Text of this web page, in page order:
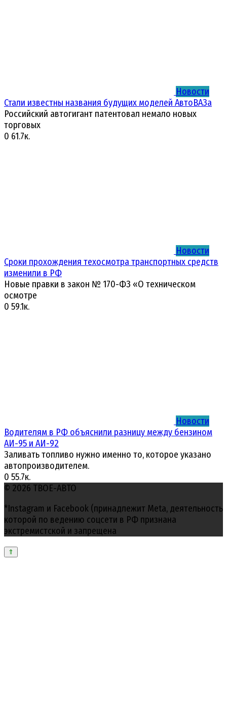
Новости
Стали известны названия будущих моделей АвтоВАЗа
Российский автогигант патентовал немало новых
торговых
0 61.7к.
Новости
Сроки прохождения техосмотра транспортных средств
изменили в РФ
Новые правки в закон № 170-ФЗ «О техническом
осмотре
0 59.1к.
Новости
Водителям в РФ объяснили разницу между бензином
АИ-95 и АИ-92
Заливать топливо нужно именно то, которое указано
автопроизводителем.
0 55.7к.
© 2026 ТВОЕ-АВТО
*Instagram и Facebook (принадлежит Meta, деятельность
которой по ведению соцсети в РФ признана
экстремистской и запрещена